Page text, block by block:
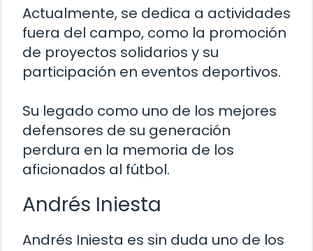
Actualmente, se dedica a actividades
fuera del campo, como la promoción
de proyectos solidarios y su
participación en eventos deportivos.
Su legado como uno de los mejores
defensores de su generación
perdura en la memoria de los
aficionados al fútbol.
Andrés Iniesta
Andrés Iniesta es sin duda uno de los